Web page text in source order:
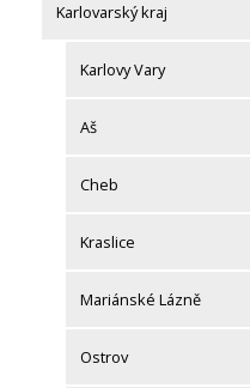
Karlovarský kraj
Karlovy Vary
Aš
Cheb
Kraslice
Mariánské Lázně
Ostrov